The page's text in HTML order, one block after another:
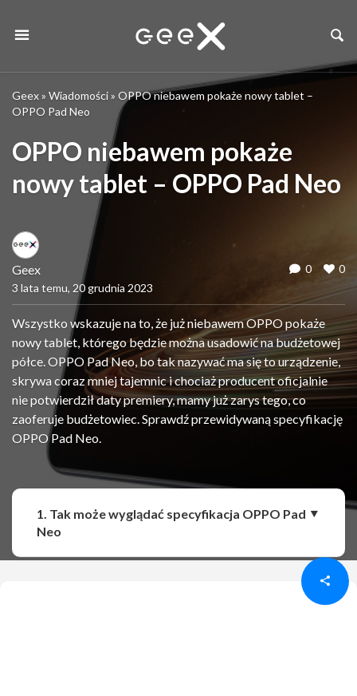
Geex» Wiadomości» OPPO niebawem pokaże nowy tablet –
OPPO Pad Neo
OPPO niebawem pokaże
nowy tablet – OPPO Pad Neo
Geex
3 lata temu, 20 grudnia 2023
0 0
Wszystko wskazuje na to, że już niebawem OPPO pokaże
nowy tablet, którego będzie można usadowić na budżetowej
półce. OPPO Pad Neo, bo tak nazywać ma się to urządzenie,
skrywa coraz mniej tajemnic i chociaż producent oficjalnie
nie potwierdził daty premiery, mamy już zarys tego, co
zaoferuje budżetowiec. Sprawdź przewidywaną specyfikację
OPPO Pad Neo.
1. Tak może wyglądać specyfikacja OPPO Pad
Neo